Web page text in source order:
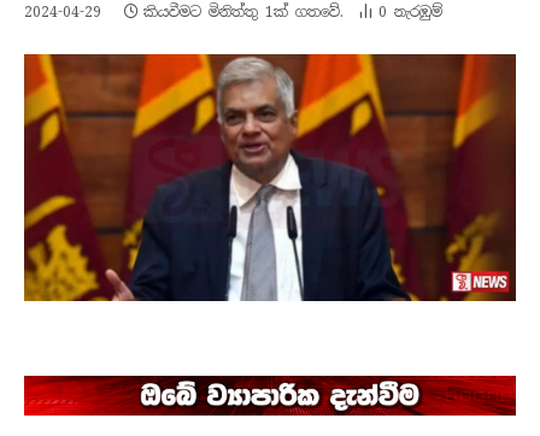
2024-04-29 කියවීමට මිනිත්තු 1ක් ගතවේ. 0 නැරඹු​ම්